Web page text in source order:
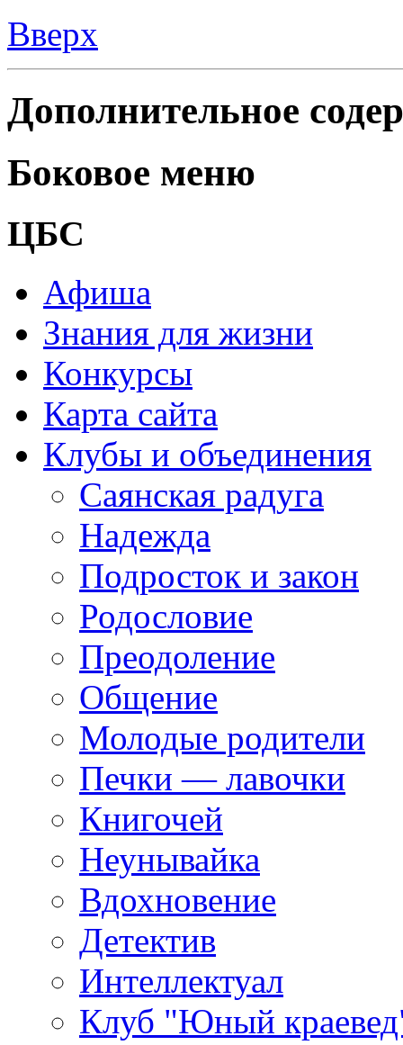
Вверх
Дополнительное
Боковое меню
ЦБС
Афиша
Знания для жизни
Конкурсы
Карта сайта
Клубы и объединения
Саянская радуга
Надежда
Подросток и закон
Родословие
Преодоление
Общение
Молодые родители
Печки — лавочки
Книгочей
Неунывайка
Вдохновение
Детектив
Интеллектуал
Клуб "Юный